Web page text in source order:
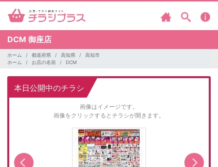
DCM 御座店
ホーム 都道府県 高知県
高知市
ホーム
お店の名前 DCM
本日公開中のチラシ
画像はイメージです。
画像をクリックするとチラシが開きます。